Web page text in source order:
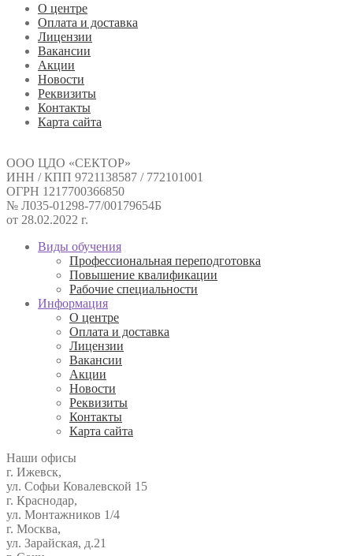
О центре
Оплата и доставка
Лицензии
Вакансии
Акции
Новости
Реквизиты
Контакты
Карта сайта
ООО ЦДО «СЕКТОР»
ИНН / КПП 9721138587 / 772101001
ОГРН 1217700366850
№ Л035-01298-77/00179654Б
от 28.02.2022 г.
Виды обучения
Профессиональная переподготовка
Повышение квалификации
Рабочие специальности
Информация
О центре
Оплата и доставка
Лицензии
Вакансии
Акции
Новости
Реквизиты
Контакты
Карта сайта
Наши офисы
г. Ижевск,
ул. Софьи Ковалевской 15
г. Краснодар,
ул. Монтажников 1/4
г. Москва,
ул. Зарайская, д.21